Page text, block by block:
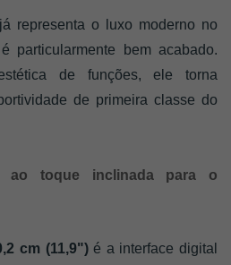
representa o luxo moderno no
particularmente bem acabado.
de funções, ele torna
de primeira classe do
ao toque inclinada para o
cm (11,9") é a interface digital